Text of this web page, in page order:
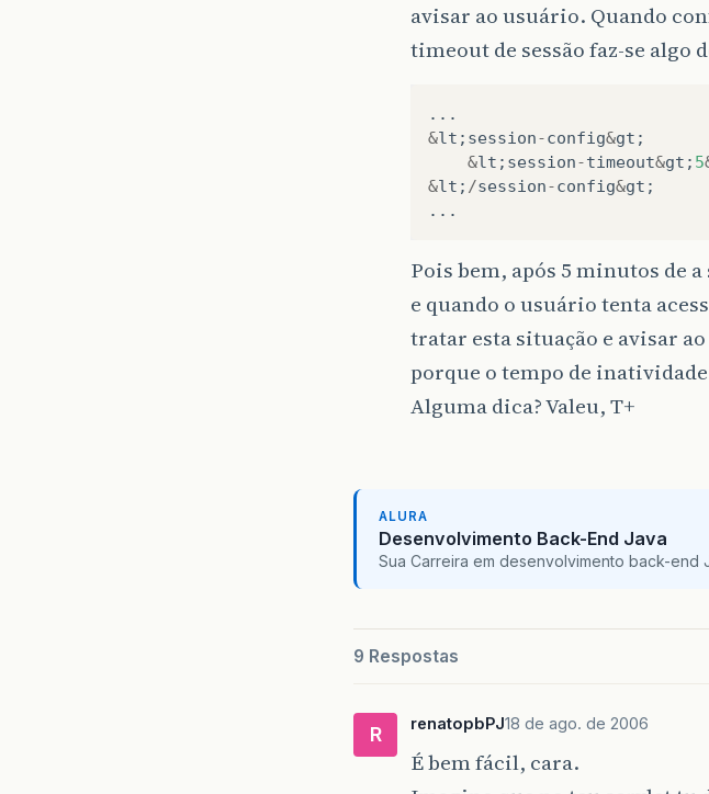
avisar ao usuário. Quando
timeout de sessão faz-se algo
...
&lt ; session-config&gt ;
&lt ; session-timeout&gt ; 5
&lt ; /session-config&gt ;
...
Pois bem, após 5 minutos de
e quando o usuário tenta
tratar esta situação e avisar
porque o tempo de
Alguma dica? Valeu, T+
ALURA
Desenvolvimento Back-End Java
Sua Carreira em desenvolvimento back-end
9 Respostas
R renatopbPJ18 de ago. de 2006
É bem fácil, cara.